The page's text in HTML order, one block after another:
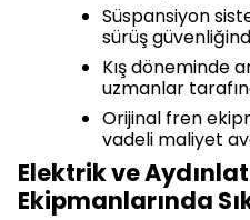
Süspansiyon
sürüş
Kış döneminde
uzmanlar
Orijinal fren
vadeli maliyet
Elektrik ve
Ekipmanlarında